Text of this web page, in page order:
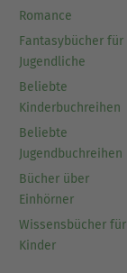
Romance
Fantasybücher für
Jugendliche
Beliebte
Kinderbuchreihen
Beliebte
Jugendbuchreihen
Bücher über
Einhörner
Wissensbücher für
Kinder